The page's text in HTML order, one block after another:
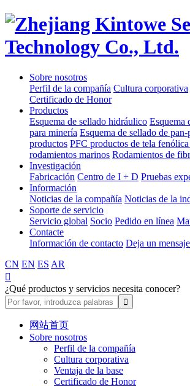
Sobre nosotros
Perfil de la compañía Cultura corporativa
Certificado de Honor
Productos
Esquema de sellado hidráulico Esquema
para minería Esquema de sellado de
productos PFC productos de tela
rodamientos marinos Rodamientos de
Investigación
Fabricación Centro de I + D Pruebas
Información
Noticias de la compañía Noticias de la
Soporte de servicio
Servicio global Socio Pedido en línea
Contacte
Información de contacto Deja un mensaje
CN EN ES AR

¿Qué productos y servicios necesita conocer?
网站首页
Sobre nosotros
Perfil de la compañía
Cultura corporativa
Ventaja de la base
Certificado de Honor